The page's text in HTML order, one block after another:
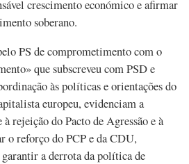
crescimento económico e afirmar
soberano.
PS de comprometimento com o
que subscreveu com PSD e
às políticas e orientações do
europeu, evidenciam a
rejeição do Pacto de Agressão e à
o reforço do PCP e da CDU,
garantir a derrota da política de